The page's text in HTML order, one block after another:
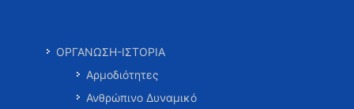
ΟΡΓΑΝΩΣΗ-ΙΣΤΟΡΙΑ
Αρμοδιότητες
Ανθρώπινο Δυναμικό